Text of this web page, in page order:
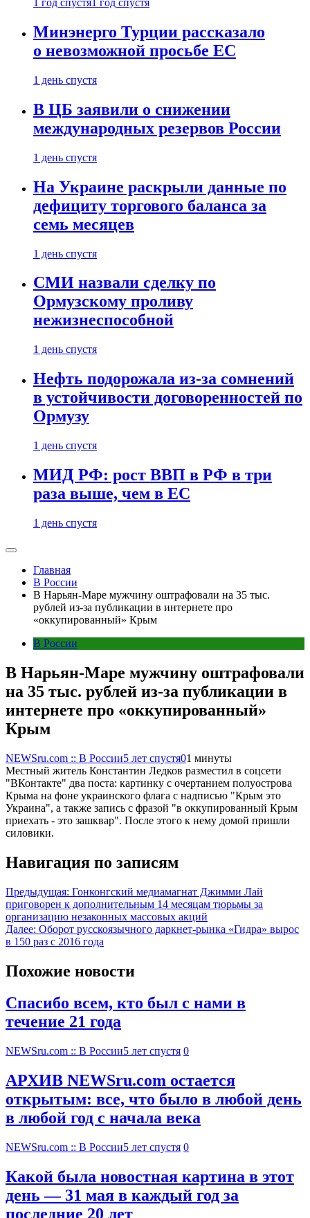
1 год спустя 1 год спустя
Минэнерго Турции рассказало
о невозможной просьбе ЕС
1 день спустя
В ЦБ заявили о снижении
международных резервов России
1 день спустя
На Украине раскрыли данные по
дефициту торгового баланса за
семь месяцев
1 день спустя
СМИ назвали сделку по
Ормузскому проливу
нежизнеспособной
1 день спустя
Нефть подорожала из-за сомнений
в устойчивости договоренностей по
Ормузу
1 день спустя
МИД РФ: рост ВВП в РФ в три
раза выше, чем в ЕС
1 день спустя
Главная
В России
В Нарьян-Маре мужчину оштрафовали на 35 тыс.
рублей из-за публикации в интернете про
«оккупированный» Крым
В России
В Нарьян-Маре мужчину оштрафовали
на 35 тыс. рублей из-за публикации в
интернете про «оккупированный»
Крым
NEWSru.com :: В России5 лет спустя01 минуты
Местный житель Константин Ледков разместил в соцсети
"ВКонтакте" два поста: картинку с очертанием полуострова
Крыма на фоне украинского флага с надписью "Крым это
Украина", а также запись с фразой "в оккупированный Крым
приехать - это зашквар". После этого к нему домой пришли
силовики.
Навигация по записям
Предыдущая: Гонконгский медиамагнат Джимми Лай
приговорен к дополнительным 14 месяцам тюрьмы за
организацию незаконных массовых акций
Далее: Оборот русскоязычного даркнет-рынка «Гидра» вырос
в 150 раз с 2016 года
Похожие новости
Спасибо всем, кто был с нами в
течение 21 года
NEWSru.com :: В России5 лет спустя 0
АРХИВ NEWSru.com остается
открытым: все, что было в любой день
в любой год с начала века
NEWSru.com :: В России5 лет спустя 0
Какой была новостная картина в этот
день — 31 мая в каждый год за
последние 20 лет